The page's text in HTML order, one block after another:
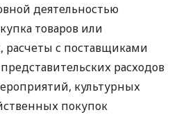
деятельностью
товаров или
с поставщиками
расходов
культурных
покупок